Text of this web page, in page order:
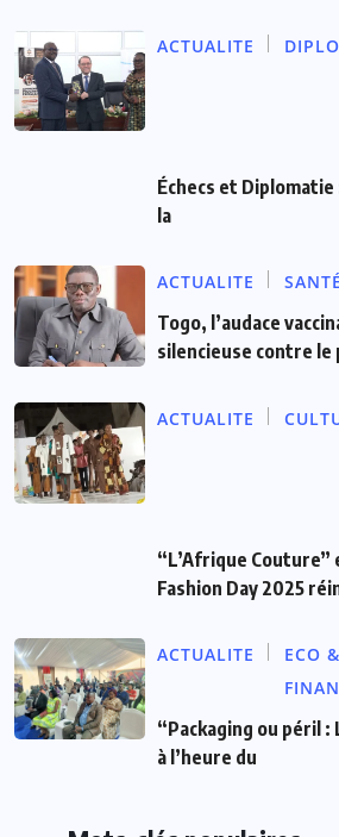
ACTUALITE
Échecs et
la
ACTUALITE SANTÉ
Togo, l’audace
silencieuse contre le
ACTUALITE
“L’Afrique Couture”
Fashion Day 2025
ACTUALITE
ECO &
“Packaging ou péril
à l’heure du